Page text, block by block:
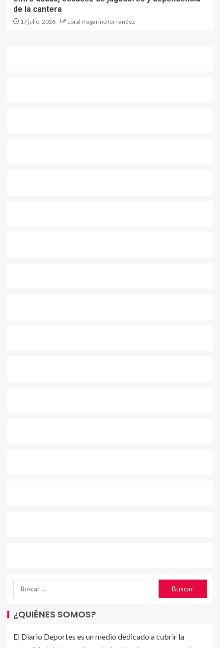
de la cantera
17 julio, 2026 coral magariño fernandez
¿QUIÉNES SOMOS?
El Diario Deportes es un medio dedicado a cubrir la